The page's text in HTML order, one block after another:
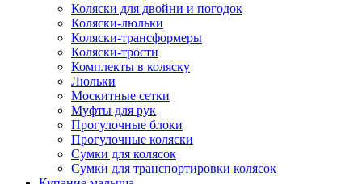
Коляски для двойни и погодок
Коляски-люльки
Коляски-трансформеры
Коляски-трости
Комплекты в коляску
Люльки
Москитные сетки
Муфты для рук
Прогулочные блоки
Прогулочные коляски
Сумки для колясок
Сумки для транспортировки колясок